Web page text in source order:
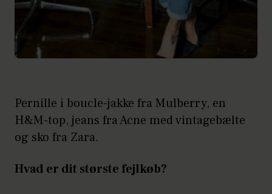
Pernille i boucle-jakke fra Mulberry, en
H&M-top, jeans fra Acne med vintagebælte
og sko fra Zara.
Hvad er dit største fejlkøb?